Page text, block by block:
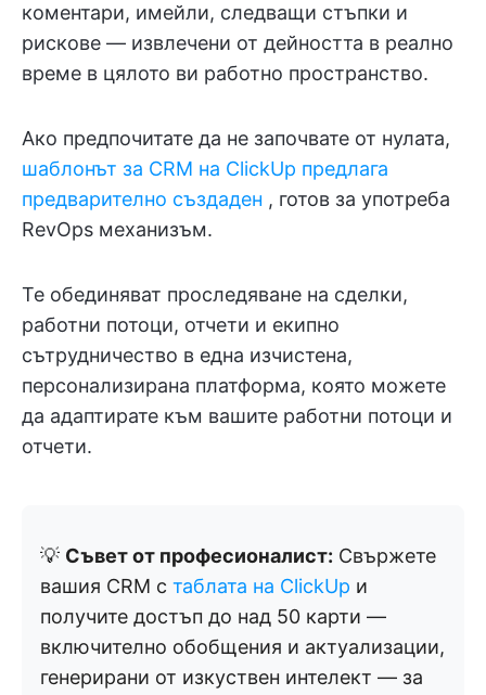
коментари, имейли, следващи стъпки и
рискове — извлечени от дейността в реално
време в цялото ви работно пространство.
Ако предпочитате да не започвате от нулата,
шаблонът за CRM на ClickUp предлага
предварително създаден , готов за употреба
RevOps механизъм.
Те обединяват проследяване на сделки,
работни потоци, отчети и екипно
сътрудничество в една изчистена,
персонализирана платформа, която можете
да адаптирате към вашите работни потоци и
отчети.
💡 Съвет от професионалист: Свържете
вашия CRM с таблата на ClickUp и
получите достъп до над 50 карти —
включително обобщения и актуализации,
генерирани от изкуствен интелект — за